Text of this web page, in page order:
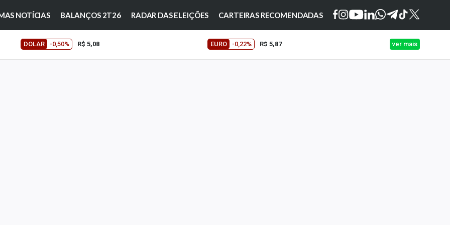
NOTÍCIAS BALANÇOS 2T26 RADAR DAS ELEIÇÕES CARTEIRAS RECOMENDADAS
DOLAR -0,50% R$ 5,08 EURO -0,22% R$ 5,87 ver mais